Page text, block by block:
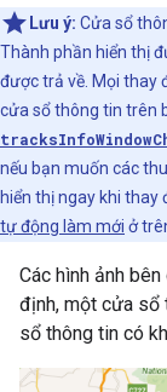
Lưu ý: Cửa sổ
Thành phần hiển thị
được trả về. Mọi thay
cửa sổ thông tin trên
nếu bạn muốn các
hiển thị ngay khi thay
tự động làm mới ở
Các hình ảnh
định, một cửa sổ
sổ thông tin có